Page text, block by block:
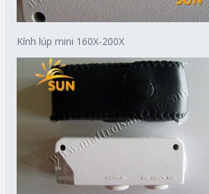
Kính lúp mini 160X-200X